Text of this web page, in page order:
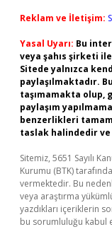
Reklam ve İletişim:
Yasal Uyarı: Bu
veya şahıs şirketi
Sitede yalnızca
paylaşılmaktadır.
taşımamakta olup,
paylaşım
benzerlikleri
taslak halindedir
Sitemiz, 5651 Sayılı
Kurumu (BTK)
vermektedir. Bu
veya araştırma
yazdıkları içeriklerin
bu sorumluluğu kabul